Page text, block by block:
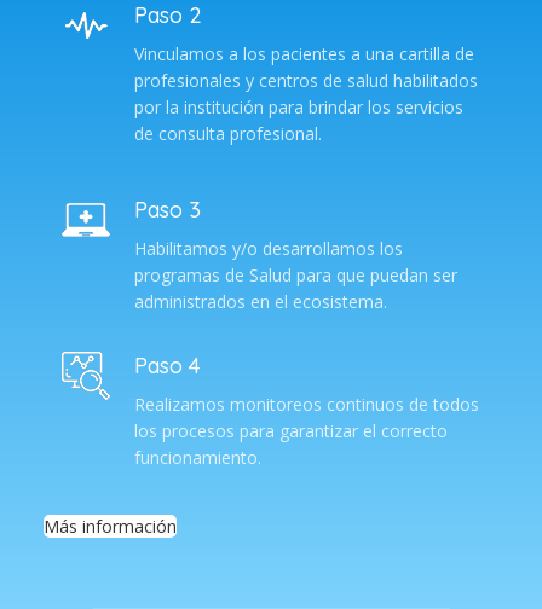
Paso 2
Vinculamos a los pacientes a una cartilla de
profesionales y centros de salud habilitados
por la institución para brindar los servicios
de consulta profesional.
Paso 3
Habilitamos y/o desarrollamos los
programas de Salud para que puedan ser
administrados en el ecosistema.
Paso 4
Realizamos monitoreos continuos de todos
los procesos para garantizar el correcto
funcionamiento.
Más información